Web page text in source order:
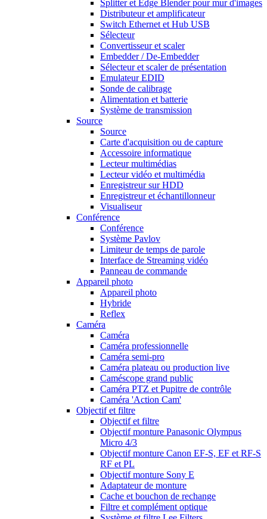
Splitter et Edge Blender pour mur d'images
Distributeur et amplificateur
Switch Ethernet et Hub USB
Sélecteur
Convertisseur et scaler
Embedder / De-Embedder
Sélecteur et scaler de présentation
Emulateur EDID
Sonde de calibrage
Alimentation et batterie
Système de transmission
Source
Source
Carte d'acquisition ou de capture
Accessoire informatique
Lecteur multimédias
Lecteur vidéo et multimédia
Enregistreur sur HDD
Enregistreur et échantillonneur
Visualiseur
Conférence
Conférence
Système Pavlov
Limiteur de temps de parole
Interface de Streaming vidéo
Panneau de commande
Appareil photo
Appareil photo
Hybride
Reflex
Caméra
Caméra
Caméra professionnelle
Caméra semi-pro
Caméra plateau ou production live
Caméscope grand public
Caméra PTZ et Pupitre de contrôle
Caméra 'Action Cam'
Objectif et filtre
Objectif et filtre
Objectif monture Panasonic Olympus
Micro 4/3
Objectif monture Canon EF-S, EF et RF-S
RF et PL
Objectif monture Sony E
Adaptateur de monture
Cache et bouchon de rechange
Filtre et complément optique